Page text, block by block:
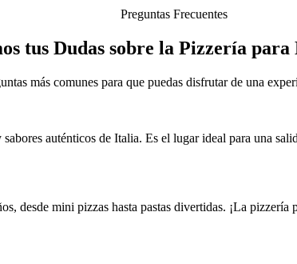
Preguntas Frecuentes
tus Dudas sobre la Pizzería
más comunes para que puedas disfrutar de una
auténticos de Italia. Es el lugar ideal para una
desde mini pizzas hasta pastas divertidas. ¡La